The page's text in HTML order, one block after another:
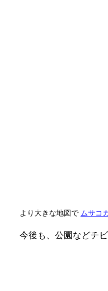
より大きな地図で ムサコ
今後も、公園などチ